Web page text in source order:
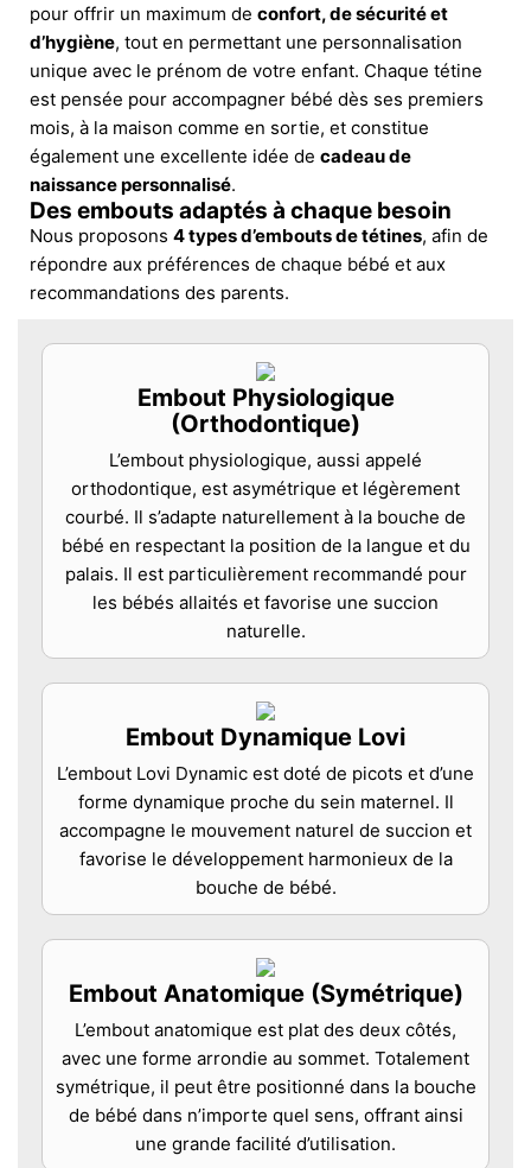
pour offrir un maximum de confort, de sécurité et
d’hygiène, tout en permettant une personnalisation
unique avec le prénom de votre enfant. Chaque tétine
est pensée pour accompagner bébé dès ses premiers
mois, à la maison comme en sortie, et constitue
également une excellente idée de cadeau de
naissance personnalisé.
Des embouts adaptés à chaque besoin
Nous proposons 4 types d’embouts de tétines, afin de
répondre aux préférences de chaque bébé et aux
recommandations des parents.
Embout Physiologique
(Orthodontique)
L’embout physiologique, aussi appelé
orthodontique, est asymétrique et légèrement
courbé. Il s’adapte naturellement à la bouche de
bébé en respectant la position de la langue et du
palais. Il est particulièrement recommandé pour
les bébés allaités et favorise une succion
naturelle.
Embout Dynamique Lovi
L’embout Lovi Dynamic est doté de picots et d’une
forme dynamique proche du sein maternel. Il
accompagne le mouvement naturel de succion et
favorise le développement harmonieux de la
bouche de bébé.
Embout Anatomique (Symétrique)
L’embout anatomique est plat des deux côtés,
avec une forme arrondie au sommet. Totalement
symétrique, il peut être positionné dans la bouche
de bébé dans n’importe quel sens, offrant ainsi
une grande facilité d’utilisation.